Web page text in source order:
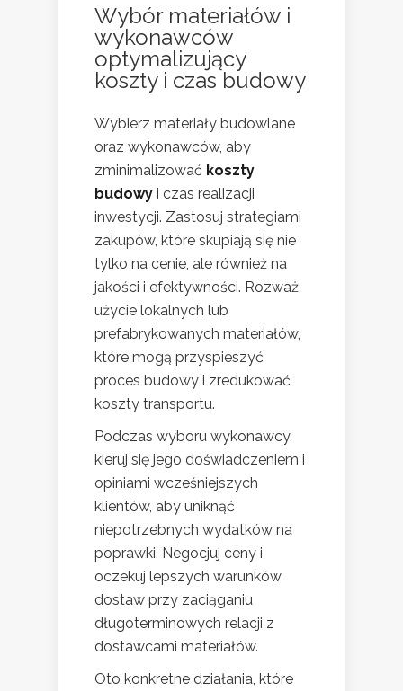
Wybór materiałów i
wykonawców
optymalizujący
koszty i czas budowy
Wybierz materiały budowlane
oraz wykonawców, aby
zminimalizować koszty
budowy i czas realizacji
inwestycji. Zastosuj strategiami
zakupów, które skupiają się nie
tylko na cenie, ale również na
jakości i efektywności. Rozważ
użycie lokalnych lub
prefabrykowanych materiałów,
które mogą przyspieszyć
proces budowy i zredukować
koszty transportu.
Podczas wyboru wykonawcy,
kieruj się jego doświadczeniem i
opiniami wcześniejszych
klientów, aby uniknąć
niepotrzebnych wydatków na
poprawki. Negocjuj ceny i
oczekuj lepszych warunków
dostaw przy zaciąganiu
długoterminowych relacji z
dostawcami materiałów.
Oto konkretne działania, które